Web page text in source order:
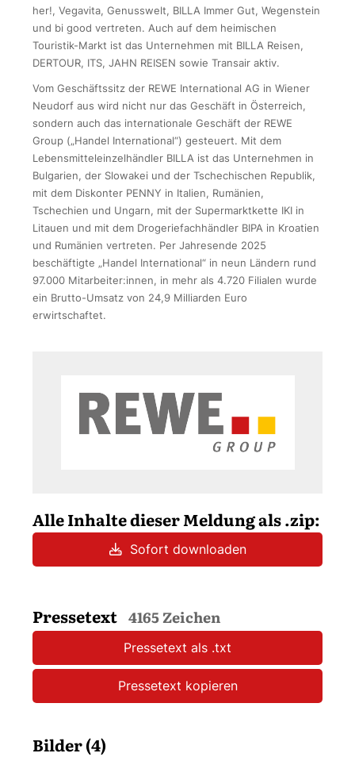
her!, Vegavita, Genusswelt, BILLA Immer Gut, Wegenstein
und bi good vertreten. Auch auf dem heimischen
Touristik-Markt ist das Unternehmen mit BILLA Reisen,
DERTOUR, ITS, JAHN REISEN sowie Transair aktiv.
Vom Geschäftssitz der REWE International AG in Wiener
Neudorf aus wird nicht nur das Geschäft in Österreich,
sondern auch das internationale Geschäft der REWE
Group („Handel International“) gesteuert. Mit dem
Lebensmitteleinzelhändler BILLA ist das Unternehmen in
Bulgarien, der Slowakei und der Tschechischen Republik,
mit dem Diskonter PENNY in Italien, Rumänien,
Tschechien und Ungarn, mit der Supermarktkette IKI in
Litauen und mit dem Drogeriefachhändler BIPA in Kroatien
und Rumänien vertreten. Per Jahresende 2025
beschäftigte „Handel International“ in neun Ländern rund
97.000 Mitarbeiter:innen, in mehr als 4.720 Filialen wurde
ein Brutto-Umsatz von 24,9 Milliarden Euro
erwirtschaftet.
Alle Inhalte dieser Meldung als .zip:
Sofort downloaden
Pressetext 4165 Zeichen
Pressetext als .txt
Pressetext kopieren
Bilder (4)